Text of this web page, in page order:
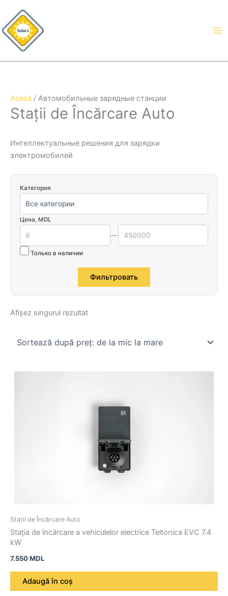
conținut
Acasă / Автомобильные зарядные станции
Stații de Încărcare Auto
Интеллектуальные решения для зарядки
электромобилей
Категория
Цена, MDL
—
Только в наличии
Фильтровать
Afișez singurul rezultat
Stații de Încărcare Auto
Stația de încărcare a vehiculelor electrice Teltonica EVC 7.4
kW
7.550MDL
Adaugă în coș